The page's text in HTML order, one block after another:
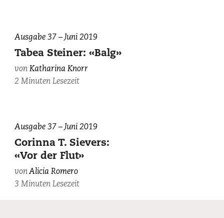
Ausgabe 37 – Juni 2019
Tabea Steiner: «Balg»
vonKatharina Knorr
2 Minuten Lesezeit
Ausgabe 37 – Juni 2019
Corinna T. Sievers:
«Vor der Flut»
vonAlicia Romero
3 Minuten Lesezeit